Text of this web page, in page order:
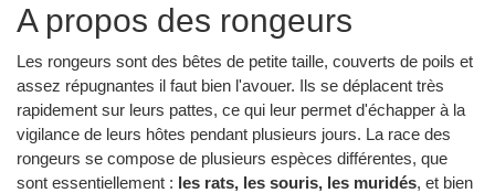
A propos des rongeurs
Les rongeurs sont des bêtes de petite taille, couverts de poils et
assez répugnantes il faut bien l'avouer. Ils se déplacent très
rapidement sur leurs pattes, ce qui leur permet d'échapper à la
vigilance de leurs hôtes pendant plusieurs jours. La race des
rongeurs se compose de plusieurs espèces différentes, que
sont essentiellement : les rats, les souris, les muridés, et bien